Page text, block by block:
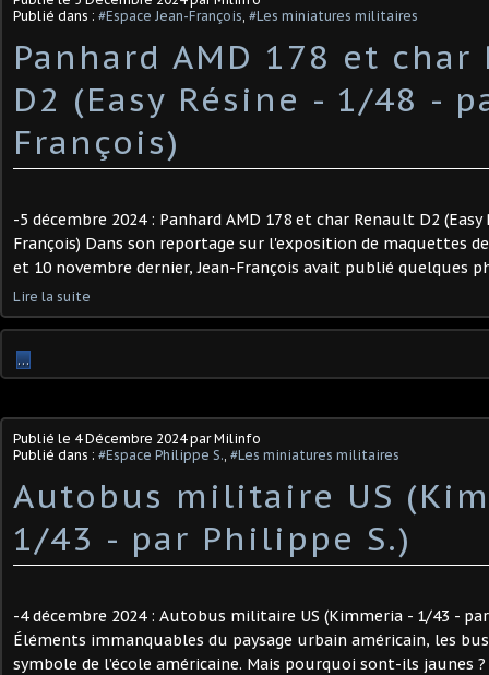
Publié dans : #Espace Jean-François, #Les miniatures militaires
Panhard AMD 178 et char
D2 (Easy Résine - 1/48 -
François)
-5 décembre 2024 : Panhard AMD 178 et char Renault D2 (Easy
François) Dans son reportage sur l'exposition de maquettes de
et 10 novembre dernier, Jean-François avait publié quelques
Lire la suite
…
Publié le 4 Décembre 2024par Milinfo
Publié dans : #Espace Philippe S., #Les miniatures militaires
Autobus militaire US
1/43 - par Philippe S.) ​
-4 décembre 2024 : Autobus militaire US (Kimmeria - 1/43 -
Éléments immanquables du paysage urbain américain, les
symbole de l’école américaine. Mais pourquoi sont-ils jaunes